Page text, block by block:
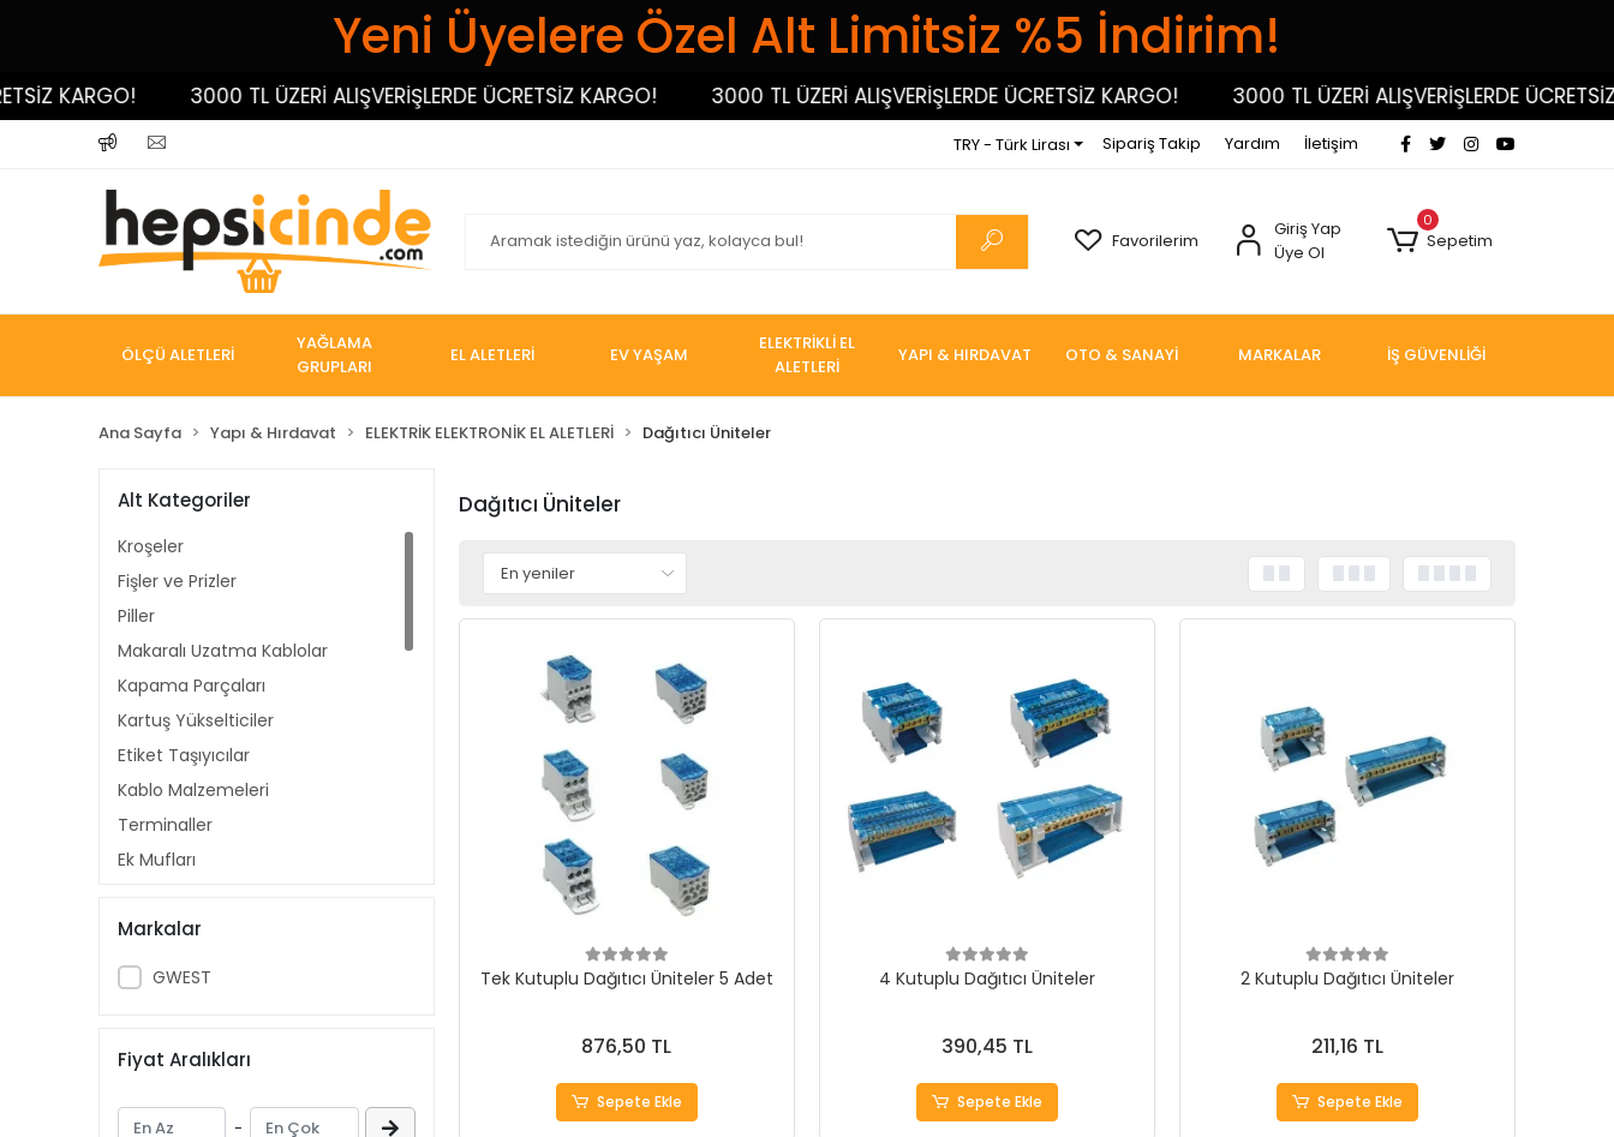
Yeni Üyelere Özel Alt Limitsiz %5 İndirim!
KARGO! 3000 TL ÜZERİ ALIŞVERİŞLERDE ÜCRETSİZ KARGO! 3000 TL ÜZERİ ALIŞVERİŞLERDE ÜCRETSİZ KARGO! 3000 TL ÜZERİ ALIŞVERİŞLERDE ÜCRETSİZ
TRY - Türk Lirası Sipariş Takip Yardım İletişim
Favorilerim
Giriş Yap
Üye Ol
0
Sepetim
ÖLÇÜ ALETLERİ
YAĞLAMA
GRUPLARI
EL ALETLERİ EV YAŞAM
ELEKTRİKLİ EL
ALETLERİ
YAPI & HIRDAVAT OTO & SANAYİ MARKALAR İŞ GÜVENLİĞİ
Ana Sayfa Yapı & Hırdavat ELEKTRİK ELEKTRONİK EL ALETLERİ Dağıtıcı Üniteler
Alt Kategoriler
Kroşeler
Fişler ve Prizler
Piller
Makaralı Uzatma Kablolar
Kapama Parçaları
Kartuş Yükselticiler
Etiket Taşıyıcılar
Kablo Malzemeleri
Terminaller
Ek Mufları
Montaj Rayları
Otomat Baraları
Butonlar ve Aksesuarları
Mikro Switch, Limit Switch
Markalar
GWEST
Fiyat Aralıkları
-
Dağıtıcı Üniteler
Tek Kutuplu Dağıtıcı Üniteler 5 Adet
876,50 TL
Sepete Ekle
4 Kutuplu Dağıtıcı Üniteler
390,45 TL
Sepete Ekle
2 Kutuplu Dağıtıcı Üniteler
211,16 TL
Sepete Ekle